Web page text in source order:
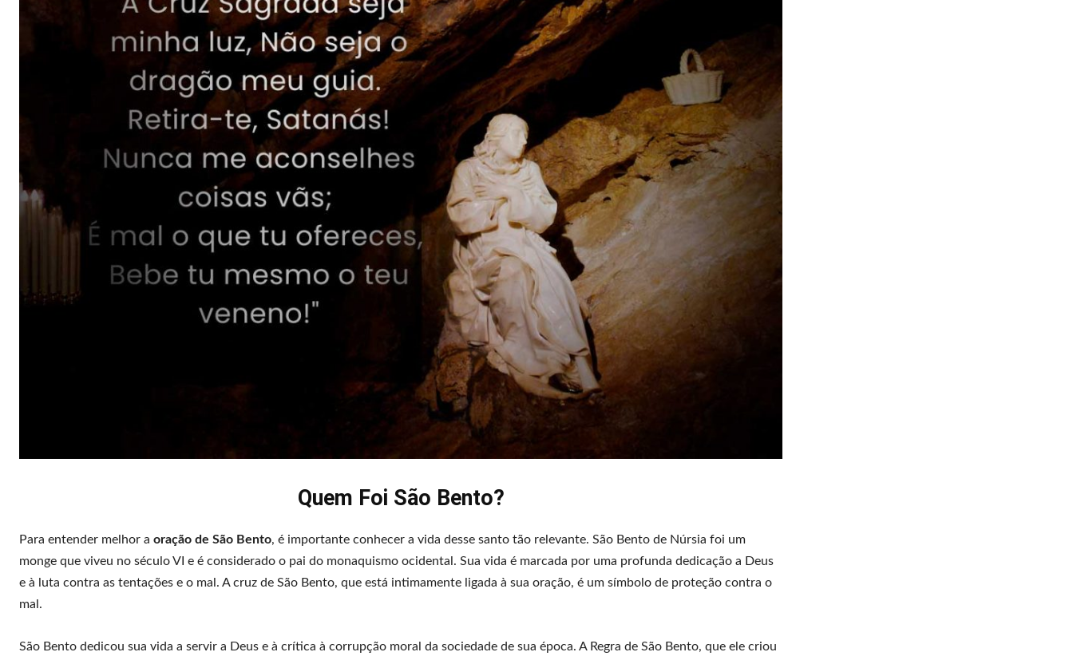
Quem Foi São Bento?
Para entender melhor a oração de São Bento, é importante conhecer a vida desse santo tão relevante. São Bento de Núrsia foi um
monge que viveu no século VI e é considerado o pai do monaquismo ocidental. Sua vida é marcada por uma profunda dedicação a Deus
e à luta contra as tentações e o mal. A cruz de São Bento, que está intimamente ligada à sua oração, é um símbolo de proteção contra o
mal.
São Bento dedicou sua vida a servir a Deus e à crítica à corrupção moral da sociedade de sua época. A Regra de São Bento, que ele criou